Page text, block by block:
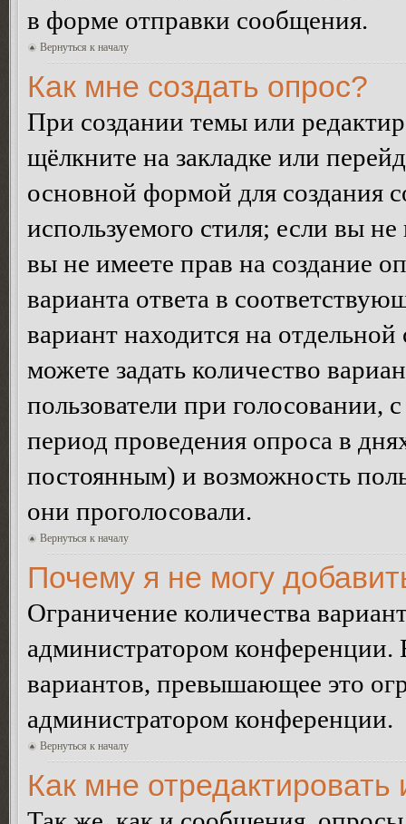
в форме отправки сообщения.
Вернуться к началу
Как мне создать опрос?
При создании темы или
щёлкните на закладке или
основной формой для создания
используемого стиля; если вы
вы не имеете прав на создание
варианта ответа в
вариант находится на
можете задать количество
пользователи при
период проведения опроса в
постоянным) и возможность
они проголосовали.
Вернуться к началу
Почему я не могу
Ограничение количества
администратором конференции.
вариантов, превышающее это
администратором конференции.
Вернуться к началу
Как мне